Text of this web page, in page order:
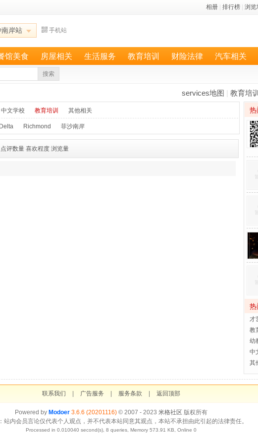
相册 排行榜 浏览
南岸站 手机站
馆美食 房屋相关 生活服务 教育培训 财险法律 汽车相关
搜索
services地图 教育培
中文学校 教育培训 其他相关
Richmond 菲沙南岸
点评数量 喜欢程度 浏览量
热
热
才
教
幼
中
其
联系我们 | 广告服务 | 服务条款 | 返回顶部
Powered by Modoer 3.6.6 (20201116)© 2007 - 2023 米格社区 版权所有
站内会员言论仅代表个人观点，并不代表本站同意其观点，本站不承担由此引起的法律责任。
Processed in 0.010040 second(s), 8 queries, Memory 573.91 KB, Online 0